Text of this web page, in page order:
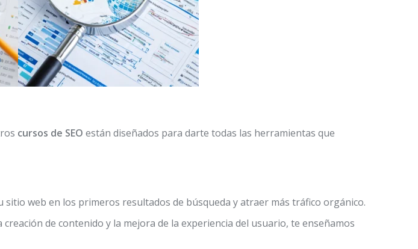
cursos de SEO están diseñados para darte todas las herramientas que
web en los primeros resultados de búsqueda y atraer más tráfico orgánico.
de contenido y la mejora de la experiencia del usuario, te enseñamos